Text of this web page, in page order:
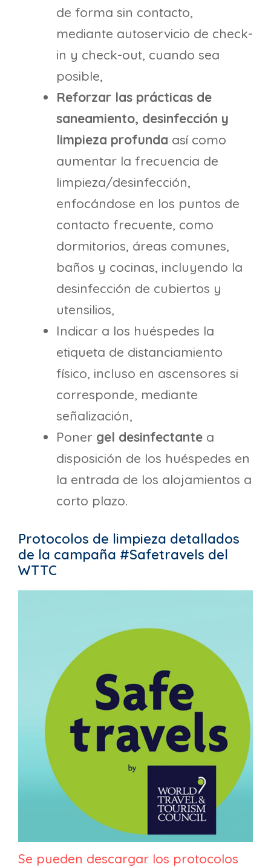
de forma sin contacto,
mediante autoservicio de check-
in y check-out, cuando sea
posible,
Reforzar las prácticas de
saneamiento, desinfección y
limpieza profunda así como
aumentar la frecuencia de
limpieza/desinfección,
enfocándose en los puntos de
contacto frecuente, como
dormitorios, áreas comunes,
baños y cocinas, incluyendo la
desinfección de cubiertos y
utensilios,
Indicar a los huéspedes la
etiqueta de distanciamiento
físico, incluso en ascensores si
corresponde, mediante
señalización,
Poner gel desinfectante a
disposición de los huéspedes en
la entrada de los alojamientos a
corto plazo.
Protocolos de limpieza detallados
de la campaña #Safetravels del
WTTC
Se pueden descargar los protocolos